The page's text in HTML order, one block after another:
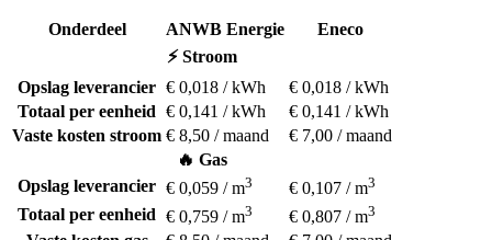
Onderdeel ANWB Energie
Eneco
⚡ Stroom
Opslag leverancier € 0,018 / kWh
€ 0,018 / kWh
Totaal per eenheid € 0,141 / kWh
€ 0,141 / kWh
Vaste kosten stroom € 8,50 / maand
€ 7,00 / maand
🔥 Gas
Opslag leverancier € 0,059 / m3 € 0,107 / m3
Totaal per eenheid € 0,759 / m3 € 0,807 / m3